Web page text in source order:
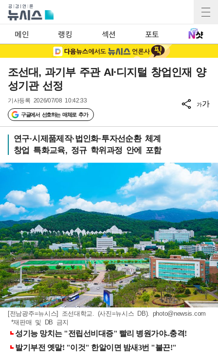
메인 랭킹 섹션 포토
조선대, 과기부 주관 AI·디지털 창업인재 양
성기관 선정
기사등록 2026/07/08 10:42:33
구글에서 선호하는 매체로 추가
가가
연구·시제품제작·법인화·투자선순환 체계
창업 특화교육, 정규 학위과정 안에 포함
[전남광주=뉴시스] 조선대학교. (사진=뉴시스 DB). photo@newsis.com
*재판매 및 DB 금지